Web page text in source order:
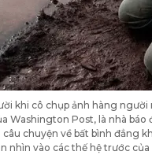
khi cô chụp ảnh hàng
Washington Post, là nhà
chuyện về bất bình đẳng
nhìn vào các thế hệ trước